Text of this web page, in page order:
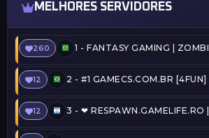
MELHORES SERVIDORES
260 1 - FANTASY GAMING |
12 2 - #1 GAMECS.COM.BR
12 3 - ❤ RESPAWN.GAMELIFE.RO